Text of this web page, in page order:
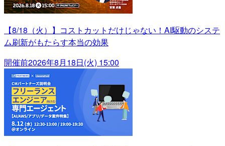
【8/18（火）】コストカットだけじゃない！AI駆動のシステ
ム刷新がもたらす本当の効果
開催前2026年8月18日(火) 15:00